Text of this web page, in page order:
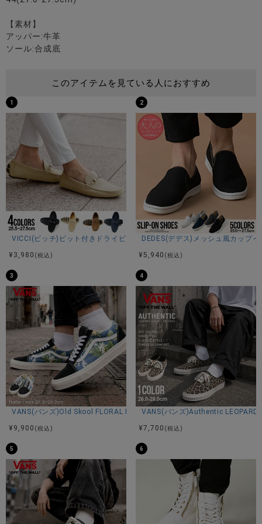
【素材】
アッパー:牛革
ソール:合成底
このアイテムを見ている人におすすめ
1
VICCI(ビッチ)ビット付きドライビングシューズ/全4色
¥ 3,980 (税込)
2
DEDES(デデス)メッシュ風カップ
¥ 5,940 (税込)
3
VANS(バンズ)Old Skool FLORAL NAVY/全1色
¥ 9,900 (税込)
4
VANS(バンズ)Authentic
¥7,700 (税込)
5 6